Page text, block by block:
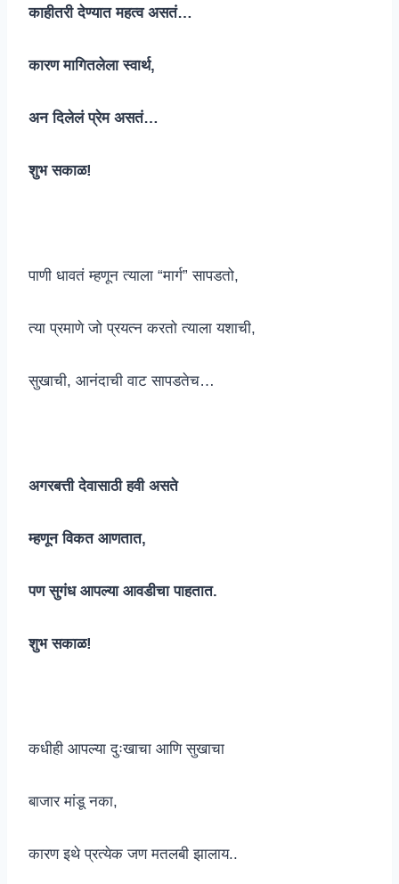
काहीतरी देण्यात महत्व असतं…
कारण मागितलेला स्वार्थ,
अन दिलेलं प्रेम असतं…
शुभ सकाळ!
पाणी धावतं म्हणून त्याला “मार्ग” सापडतो,
त्या प्रमाणे जो प्रयत्न करतो त्याला यशाची,
सुखाची, आनंदाची वाट सापडतेच…
अगरबत्ती देवासाठी हवी असते
म्हणून विकत आणतात,
पण सुगंध आपल्या आवडीचा पाहतात.
शुभ सकाळ!
कधीही आपल्या दुःखाचा आणि सुखाचा
बाजार मांडू नका,
कारण इथे प्रत्येक जण मतलबी झालाय..